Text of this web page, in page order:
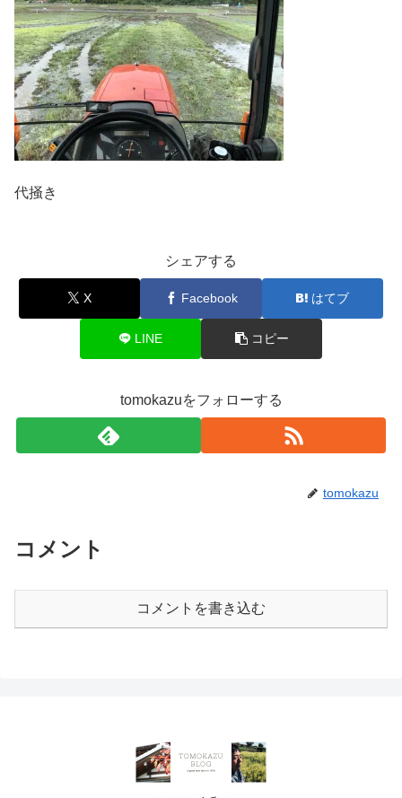
代掻き
シェアする
X Facebook はてブ
LINE コピー
tomokazuをフォローする
tomokazu
コメント
コメントを書き込む